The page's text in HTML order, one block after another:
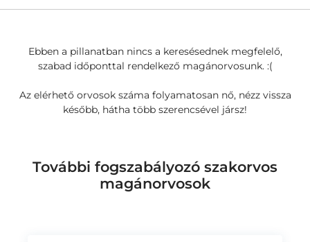
Ebben a pillanatban nincs a keresésednek megfelelő,
szabad időponttal rendelkező magánorvosunk. :(
Az elérhető orvosok száma folyamatosan nő, nézz vissza
később, hátha több szerencsével jársz!
További fogszabályozó szakorvos
magánorvosok